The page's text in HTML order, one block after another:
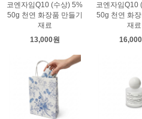
코엔자임Q10 (수상) 5%
50g 천연 화장품 만들기
재료
13,000원
코엔자임Q10
50g 천연 화장
재료